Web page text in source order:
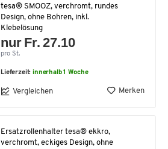
tesa® SMOOZ, verchromt, rundes
Design, ohne Bohren, inkl.
Klebelösung
nur Fr. 27.10
pro St.
Lieferzeit:innerhalb 1 Woche
Vergleichen Merken
Ersatzrollenhalter tesa® ekkro,
verchromt, eckiges Design, ohne